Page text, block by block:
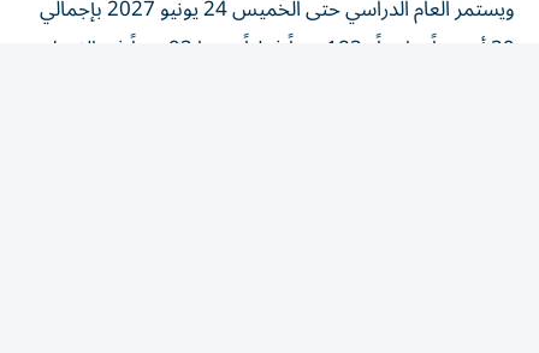
39 أسبوعاً دراسياً و183 يوماً فعلياً، منها 93 يوماً في الفصل